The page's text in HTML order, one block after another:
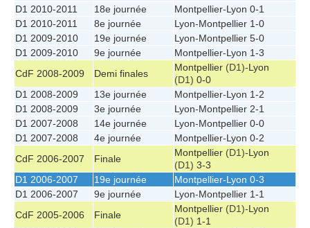
D1 2010-2011
18e journée Montpellier-Lyon 0-1
D1 2010-2011
8e journée Lyon-Montpellier 1-0
D1 2009-2010
19e journée Lyon-Montpellier 5-0
D1 2009-2010
9e journée Montpellier-Lyon 1-3
CdF 2008-2009
Demi finales
Montpellier (D1)-Lyon
(D1) 0-0
D1 2008-2009
13e journée Montpellier-Lyon 1-2
D1 2008-2009
3e journée Lyon-Montpellier 2-1
D1 2007-2008
14e journée Lyon-Montpellier 0-0
D1 2007-2008
4e journée Montpellier-Lyon 0-2
CdF 2006-2007
Finale
Montpellier (D1)-Lyon
(D1) 3-3
D1 2006-2007
19e journée Montpellier-Lyon 0-3
D1 2006-2007
9e journée Lyon-Montpellier 1-1
CdF 2005-2006
Finale
Montpellier (D1)-Lyon
(D1) 1-1